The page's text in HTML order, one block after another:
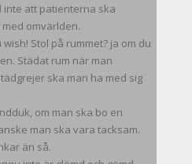
inte att patienterna ska
omvärlden.
Stol på rummet? ja om du
Städat rum när man
ska man ha med sig
om man ska bo en
man ska vara tacksam.
än så.